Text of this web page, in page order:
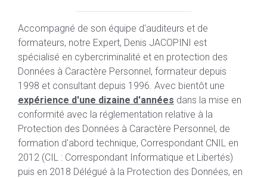
Accompagné de son équipe d'auditeurs et de
formateurs, notre Expert, Denis JACOPINI est
spécialisé en cybercriminalité et en protection des
Données à Caractère Personnel, formateur depuis
1998 et consultant depuis 1996. Avec bientôt une
expérience d'une dizaine d'années dans la mise en
conformité avec la réglementation relative à la
Protection des Données à Caractère Personnel, de
formation d'abord technique, Correspondant CNIL en
2012 (CIL : Correspondant Informatique et Libertés)
puis en 2018 Délégué à la Protection des Données, en